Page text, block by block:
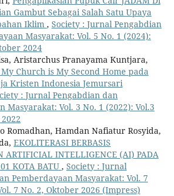
Gambut Sebagai Salah Satu Upaya
Iklim , Society : Jurnal Pengabdian
Masyarakat: Vol. 5 No. 1 (2024):
2024
Aristarchus Pranayama Kuntjara,
Church is My Second Home pada
Kristen Indonesia Jemursari
: Jurnal Pengabdian dan
Masyarakat: Vol. 3 No. 1 (2022): Vol.3
Romadhan, Hamdan Nafiatur Rosyida,
EKOLITERASI BERBASIS
ARTIFICIAL INTELLIGENCE (AI) PADA
KOTA BATU , Society : Jurnal
Pemberdayaan Masyarakat: Vol. 7
7 No. 2, Oktober 2026 (Impress)